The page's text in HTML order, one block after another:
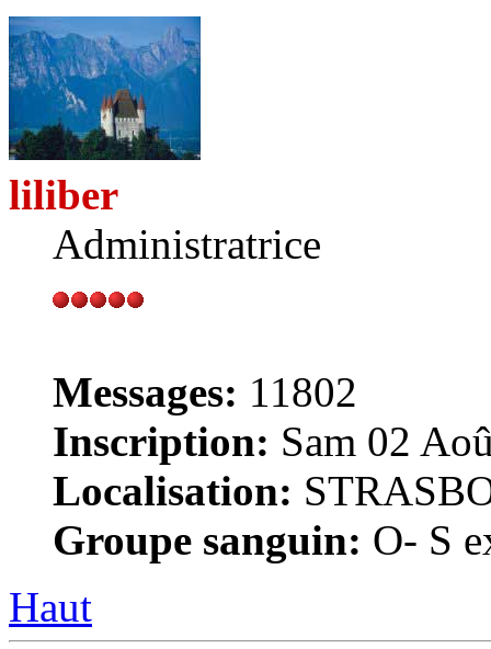
liliber
Administratrice
Messages: 11802
Inscription: Sam 02
Localisation:
Groupe sanguin: O- S
Haut